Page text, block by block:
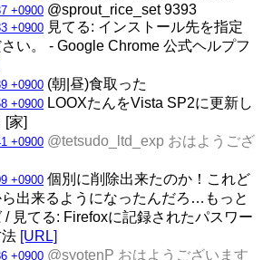
+0900 @sprout_rice_set 9393
+0900 見てる: インストール先を指定
い。 - Google Chrome 公式ヘルプフ
+0900 (朝|昼)食取った
+0900 LOOXたんをVista SP2に更新し
[家]
+0900 @tetsudo_ltd_exp おはようござ
+0900 個別に削除出来たのか！これど
出来るようになったんだろ…もっと
/ 見てる: Firefoxに記録されたパスワー
[URL]
+0900 @syotenP おはようございます